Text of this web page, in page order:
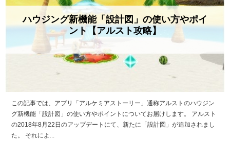
ハウジング新機能「設計図」の使い方やポイ
ント【アルスト攻略】
この記事では、アプリ「アルケミアストーリー」通称アルストのハウジン
グ新機能「設計図」の使い方やポイントについてお届けします。 アルスト
の2018年8月22日のアップデートにて、新たに「設計図」が追加されまし
た。 それによ...